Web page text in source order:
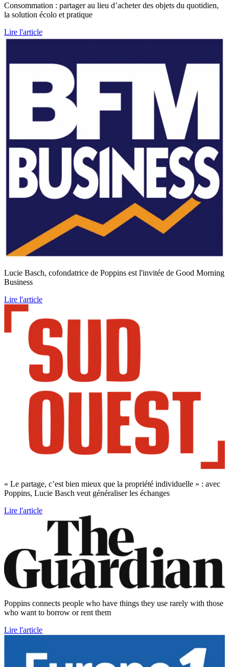
Consommation : partager au lieu d’acheter des objets du quotidien,
la solution écolo et pratique
Lire l'article
Lucie Basch, cofondatrice de Poppins est l'invitée de Good Morning
Business
Lire l'article
« Le partage, c’est bien mieux que la propriété individuelle » : avec
Poppins, Lucie Basch veut généraliser les échanges
Lire l'article
Poppins connects people who have things they use rarely with those
who want to borrow or rent them
Lire l'article